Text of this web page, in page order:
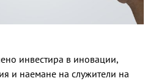
инвестира в иновации,
и наемане на служители на